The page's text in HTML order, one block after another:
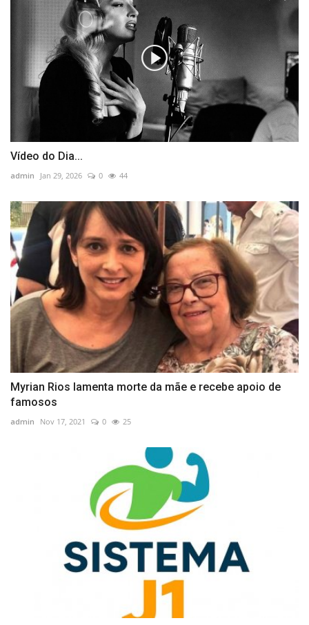
Vídeo do Dia...
admin Jan 29, 2026 0 44
Myrian Rios lamenta morte da mãe e recebe apoio de
famosos
admin Nov 17, 2021 0 25